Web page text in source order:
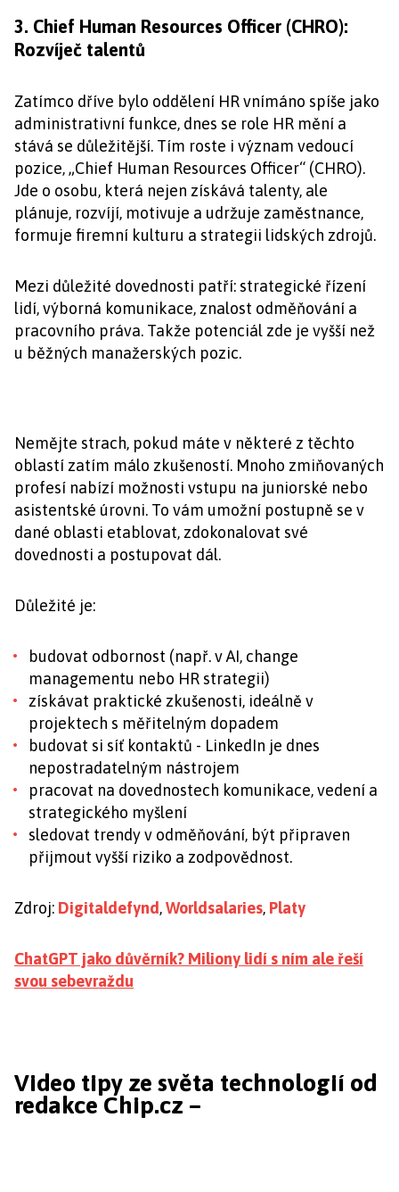
3. Chief Human Resources Officer (CHRO):
Rozvíječ talentů
Zatímco dříve bylo oddělení HR vnímáno spíše jako
administrativní funkce, dnes se role HR mění a
stává se důležitější. Tím roste i význam vedoucí
pozice, „Chief Human Resources Officer“ (CHRO).
Jde o osobu, která nejen získává talenty, ale
plánuje, rozvíjí, motivuje a udržuje zaměstnance,
formuje firemní kulturu a strategii lidských zdrojů.
Mezi důležité dovednosti patří: strategické řízení
lidí, výborná komunikace, znalost odměňování a
pracovního práva. Takže potenciál zde je vyšší než
u běžných manažerských pozic.
Nemějte strach, pokud máte v některé z těchto
oblastí zatím málo zkušeností. Mnoho zmiňovaných
profesí nabízí možnosti vstupu na juniorské nebo
asistentské úrovni. To vám umožní postupně se v
dané oblasti etablovat, zdokonalovat své
dovednosti a postupovat dál.
Důležité je:
budovat odbornost (např. v AI, change
managementu nebo HR strategii)
získávat praktické zkušenosti, ideálně v
projektech s měřitelným dopadem
budovat si síť kontaktů - LinkedIn je dnes
nepostradatelným nástrojem
pracovat na dovednostech komunikace, vedení a
strategického myšlení
sledovat trendy v odměňování, být připraven
přijmout vyšší riziko a zodpovědnost.
Zdroj: Digitaldefynd,Worldsalaries, Platy
ChatGPT jako důvěrník? Miliony lidí s ním ale řeší
svou sebevraždu
Video tipy ze světa technologií od
redakce Chip.cz –